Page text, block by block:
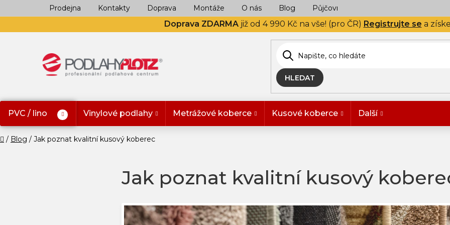
na
Doprava ZDARMA již od 4 990 Kč na vše! (pro ČR) Registrujte se a
Prodejna Kontakty Doprava Montáže O nás Blog Půjčovna
HLEDAT
PVC / lino Vinylové podlahy Metrážové koberce Kusové koberce Další
Domů
Blog Jak poznat kvalitní kusový koberec
Jak poznat kvalitní kusový